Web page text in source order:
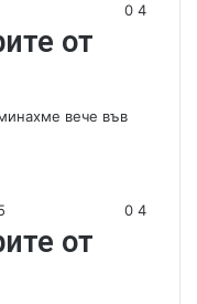
0 4
от
вече във
0 4
от